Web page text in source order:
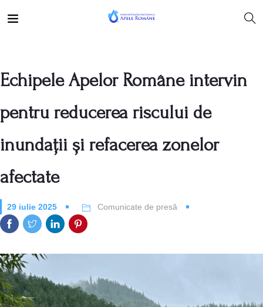
Echipele Apelor Române intervin
pentru reducerea riscului de
inundații și refacerea zonelor
afectate
29 iulie 2025 Comunicate de presă